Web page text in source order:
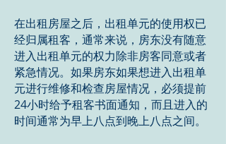
在出租房屋之后，出租单元的使用权已
经归属租客，通常来说，房东没有随意
进入出租单元的权力除非房客同意或者
紧急情况。如果房东如果想进入出租单
元进行维修和检查房屋情况，必须提前
24小时给予租客书面通知，而且进入的
时间通常为早上八点到晚上八点之间。